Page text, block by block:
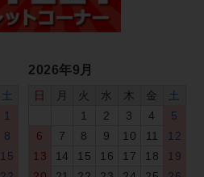
土
1
8
15
2026年9月
日 月 火 水 木 金
土
1
2 3 4
5
6
7 8 9 10 11
12
13
14 15 16 17 18
19